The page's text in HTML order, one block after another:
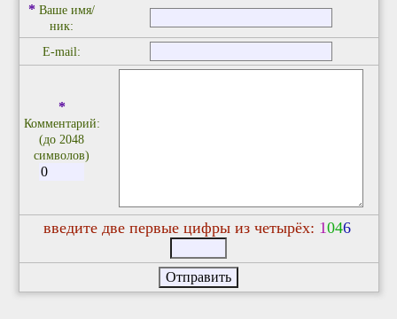
* Ваше имя/
ник:
E-mail:
*
Комментарий:
(до 2048
символов)
введите две первые цифры из четырёх: 1046